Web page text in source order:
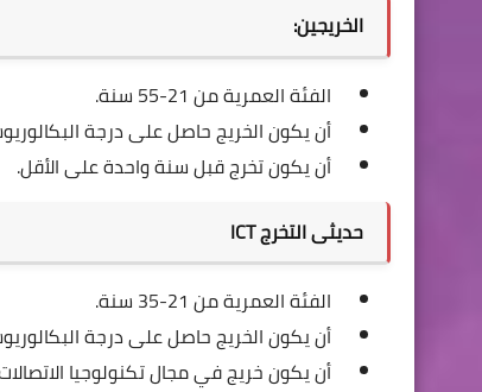
الخريجين:
الفئة العمرية من 21-55 سنة.
أن يكون الخريج حاصل على درجة
أن يكون تخرج قبل سنة واحدة على الأقل.
حديثى التخرج ICT
الفئة العمرية من 21-35 سنة.
أن يكون الخريج حاصل على درجة
أن يكون خريج في مجال تكنولوجيا